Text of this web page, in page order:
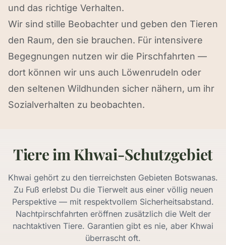
und das richtige Verhalten.
Wir sind stille Beobachter und geben den Tieren
den Raum, den sie brauchen. Für intensivere
Begegnungen nutzen wir die Pirschfahrten —
dort können wir uns auch Löwenrudeln oder
den seltenen Wildhunden sicher nähern, um ihr
Sozialverhalten zu beobachten.
Tiere im Khwai-Schutzgebiet
Khwai gehört zu den tierreichsten Gebieten Botswanas.
Zu Fuß erlebst Du die Tierwelt aus einer völlig neuen
Perspektive — mit respektvollem Sicherheitsabstand.
Nachtpirschfahrten eröffnen zusätzlich die Welt der
nachtaktiven Tiere. Garantien gibt es nie, aber Khwai
überrascht oft.